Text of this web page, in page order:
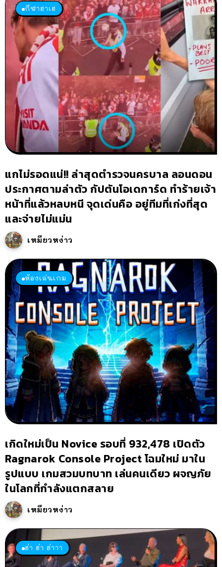
กีฬาฮาเฮ
แกไม่รอดแน่!! ล่าสุดตำรวจนครบาล ลอนดอน
ประกาศตามล่าตัว กัปตันโอเดการ์ด ทำร้ายเจ้า
หน้าที่แล้วหลบหนี จุดเด่นคือ อยู่ทีมที่เก่งที่สุด
และจ่ายไม่แม่น
เหมียวหง่าว
ห้องเล่นเกม
เกิดใหม่เป็น Novice รอบที่ 932,478 เปิดตัว
Ragnarok Console Project โฉมใหม่ มาใน
รูปแบบ เกมสวมบทบาท เล่นคนเดียว ผจญภัย
ในโลกที่กำลังแตกสลาย
เหมียวหง่าว
ฮ่า ฮ่า ฮ่าาา